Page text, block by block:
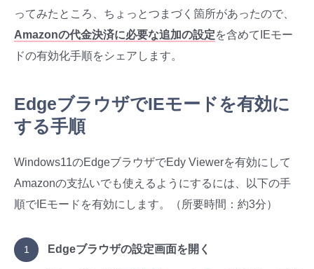
ってみたところ、ちょっとつまづく箇所があったので、
Amazonの代金決済に必要な追加の設定を含めてIEモー
ドの有効化手順をシェアします。
EdgeブラウザでIEモードを有効に
する手順
Windows11のEdgeブラウザでEdy Viewerを有効にして
Amazonの支払いでも使えるようにするには、以下の手
順でIEモードを有効にします。
（所要時間：約3分）
Edgeブラウザの設定画面を開く